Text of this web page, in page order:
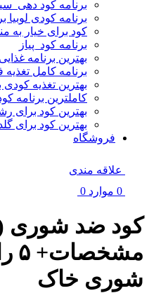
برنامه کود دهی
برنامه کودی لوبیا
کود برای خیار به
برنامه کود پیاز
بهترین برنامه
برنامه کامل تغذیه
بهترین تغذیه کودی
کاملترین برنامه
بهترین کود برای
بهترین کود برای
فروشگاه
علاقه مندی
0 موارد 0
کود ضد شوری
شوری خاک